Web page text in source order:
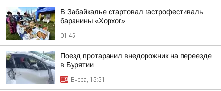
В Забайкалье стартовал гастрофестиваль
баранины «Хорхог»
01:45
Поезд протаранил внедорожник на переезде
в Бурятии
Вчера, 15:51